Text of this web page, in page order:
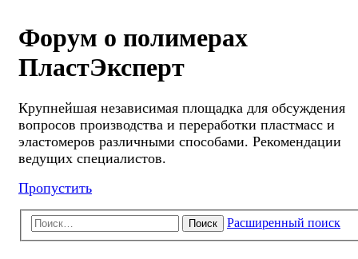
Форум о полимерах
ПластЭксперт
Крупнейшая независимая площадка для обсуждения
вопросов производства и переработки пластмасс и
эластомеров различными способами. Рекомендации
ведущих специалистов.
Пропустить
Поиск Расширенный поиск